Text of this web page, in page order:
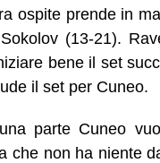
ospite prende in
(13-21).
bene il set
il set per Cuneo.
parte Cuneo
che non ha niente